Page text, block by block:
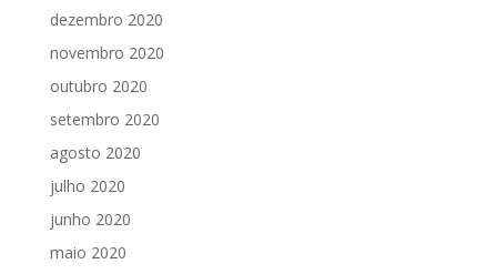
dezembro 2020
novembro 2020
outubro 2020
setembro 2020
agosto 2020
julho 2020
junho 2020
maio 2020